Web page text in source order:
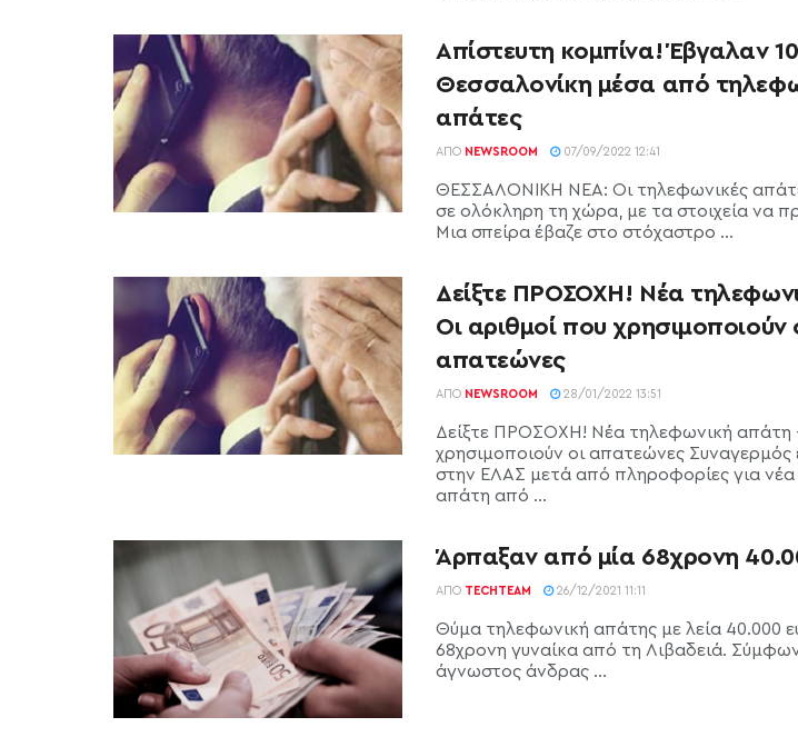
Απίστευτη κομπίνα! Έβγαλαν
Θεσσαλονίκη μέσα από
απάτες
ΑΠΌ NEWSROOM 07/09/2022 12:41
ΘΕΣΣΑΛΟΝΙΚΗ ΝΕΑ: Οι τηλεφωνικές
σε ολόκληρη τη χώρα, με τα στοιχεία να
Μια σπείρα έβαζε στο στόχαστρο ...
Δείξτε ΠΡΟΣΟΧΗ! Νέα
Οι αριθμοί που χρησιμοποιούν
απατεώνες
ΑΠΌ NEWSROOM 28/01/2022 13:51
Δείξτε ΠΡΟΣΟΧΗ! Νέα τηλεφωνική απάτη
χρησιμοποιούν οι απατεώνες Συναγερμός
στην ΕΛΑΣ μετά από πληροφορίες για
απάτη από ...
Άρπαξαν από μία 68χρονη
ΑΠΌ TECHTEAM 26/12/2021 11:11
Θύμα τηλεφωνική απάτης με λεία 40.000
68χρονη γυναίκα από τη Λιβαδειά.
άγνωστος άνδρας ...